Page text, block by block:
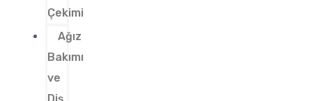
Çekimi
Ağız
Bakımı
ve